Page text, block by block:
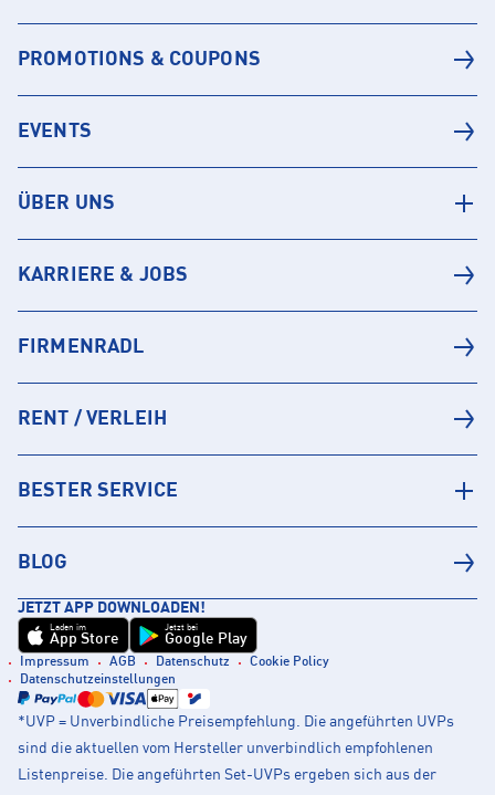
PROMOTIONS & COUPONS
EVENTS
ÜBER UNS
KARRIERE & JOBS
FIRMENRADL
RENT / VERLEIH
BESTER SERVICE
BLOG
JETZT APP DOWNLOADEN!
Laden im
App Store
Jetzt bei
Google Play
Impressum AGB Datenschutz
Cookie Policy
Datenschutzeinstellungen
*UVP = Unverbindliche Preisempfehlung. Die angeführten UVPs
sind die aktuellen vom Hersteller unverbindlich empfohlenen
Listenpreise. Die angeführten Set-UVPs ergeben sich aus der